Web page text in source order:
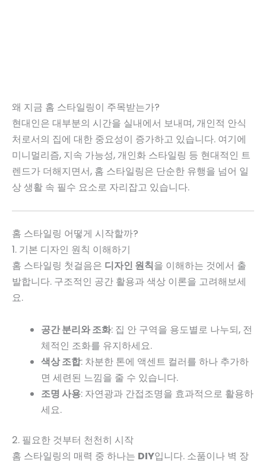
왜 지금 홈 스타일링이 주목받는가?
현대인은 대부분의 시간을 실내에서 보내며, 개인적 안식
처로서의 집에 대한 중요성이 증가하고 있습니다. 여기에
미니멀리즘, 지속 가능성, 개인화 스타일링 등 현대적인 트
렌드가 더해지면서, 홈 스타일링은 단순한 유행을 넘어 일
상 생활 속 필수 요소로 자리잡고 있습니다.
홈 스타일링 어떻게 시작할까?
1. 기본 디자인 원칙 이해하기
홈 스타일링 첫걸음은 디자인 원칙을 이해하는 것에서 출
발합니다. 구조적인 공간 활용과 색상 이론을 고려해보세
요.
공간 분리와 조화: 집 안 구역을 용도별로 나누되, 전
체적인 조화를 유지하세요.
색상 조합: 차분한 톤에 액센트 컬러를 하나 추가하
면 세련된 느낌을 줄 수 있습니다.
조명 사용: 자연광과 간접조명을 효과적으로 활용하
세요.
2. 필요한 것부터 천천히 시작
홈 스타일링의 매력 중 하나는 DIY입니다. 소품이나 벽 장